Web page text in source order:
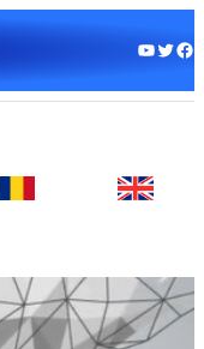
YouTube Twitter Facebook